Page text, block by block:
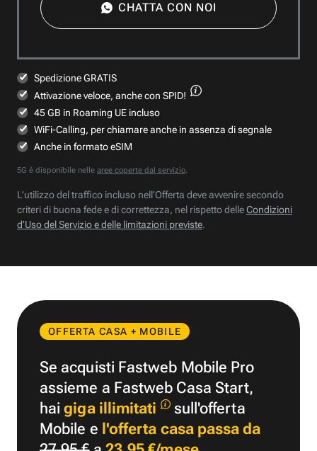
CHATTA CON NOI
Spedizione GRATIS
Attivazione veloce, anche con SPID!
45 GB in Roaming UE incluso
WiFi-Calling, per chiamare anche in assenza di segnale
Anche in formato eSIM
5G è disponibile nelle aree coperte dal servizio.
L’utilizzo del traffico incluso nell’Offerta deve avvenire secondo
criteri di buona fede e di correttezza, nel rispetto delleCondizioni
d’Uso del Servizio e delle limitazioni previste.
OFFERTA CASA + MOBILE
Se acquisti Fastweb Mobile Pro
assieme a Fastweb Casa Start,
haigiga illimitati
sull'offerta
Mobile e l'offerta casa passa da